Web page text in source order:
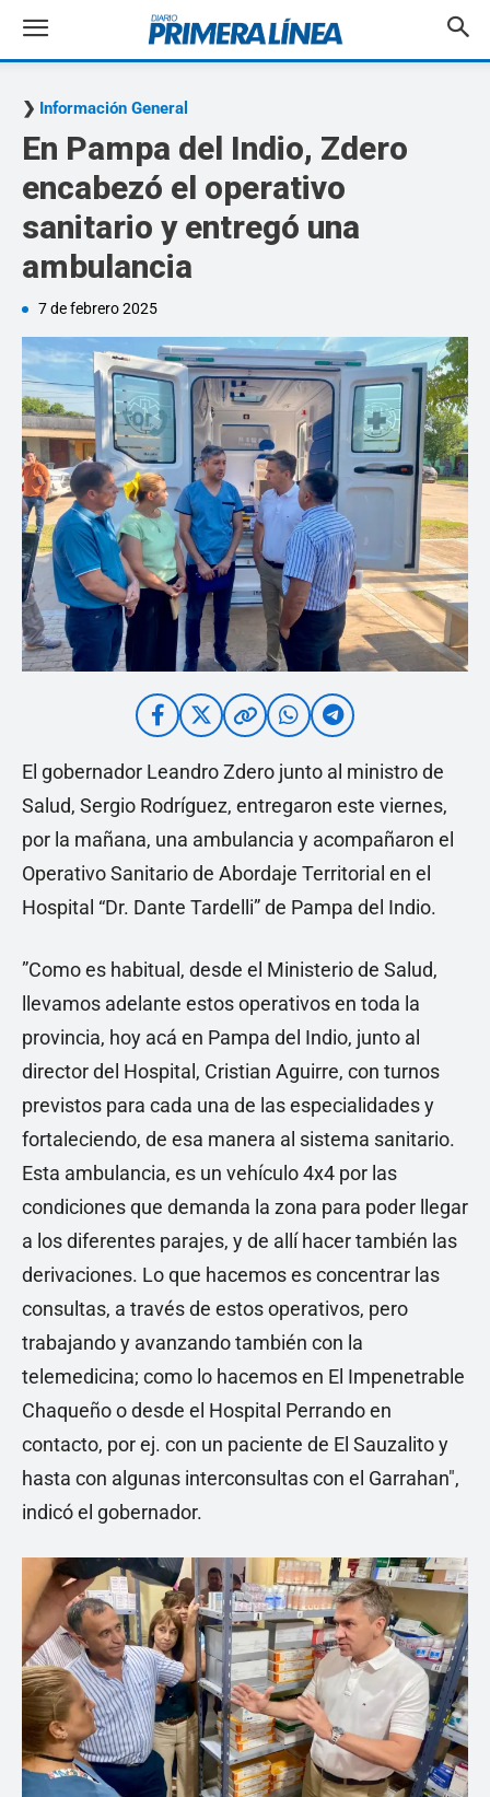
Información General
En Pampa del Indio, Zdero
encabezó el operativo
sanitario y entregó una
ambulancia
7 de febrero 2025
El gobernador Leandro Zdero junto al ministro de
Salud, Sergio Rodríguez, entregaron este viernes,
por la mañana, una ambulancia y acompañaron el
Operativo Sanitario de Abordaje Territorial en el
Hospital “Dr. Dante Tardelli” de Pampa del Indio.
”Como es habitual, desde el Ministerio de Salud,
llevamos adelante estos operativos en toda la
provincia, hoy acá en Pampa del Indio, junto al
director del Hospital, Cristian Aguirre, con turnos
previstos para cada una de las especialidades y
fortaleciendo, de esa manera al sistema sanitario.
Esta ambulancia, es un vehículo 4x4 por las
condiciones que demanda la zona para poder llegar
a los diferentes parajes, y de allí hacer también las
derivaciones. Lo que hacemos es concentrar las
consultas, a través de estos operativos, pero
trabajando y avanzando también con la
telemedicina; como lo hacemos en El Impenetrable
Chaqueño o desde el Hospital Perrando en
contacto, por ej. con un paciente de El Sauzalito y
hasta con algunas interconsultas con el Garrahan",
indicó el gobernador.